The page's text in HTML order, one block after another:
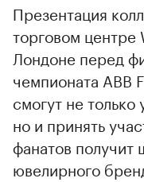
Презентация
торговом
Лондоне перед
чемпионата ABB
смогут не
но и принять
фанатов получит
ювелирного